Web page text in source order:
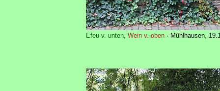
Efeu v. unten, Wein v. oben· Mühlhausen,